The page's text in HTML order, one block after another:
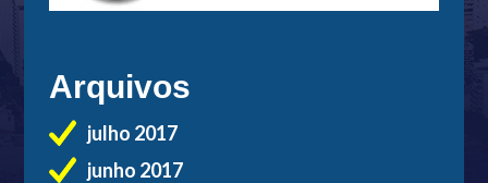
Arquivos
julho 2017
junho 2017